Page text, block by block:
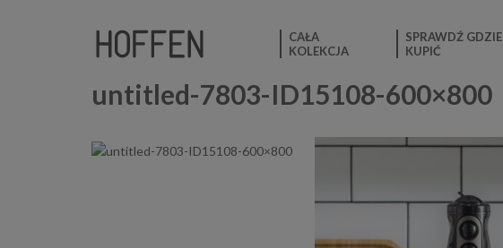
CAŁA
KOLEKCJA
SPRAWDŹ GDZIE
KUPIĆ
untitled-7803-ID15108-600×800